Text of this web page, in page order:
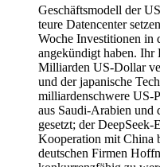
Geschäftsmodell der
teure Datencenter
Woche Investitionen in
angekündigt haben. Ihr
Milliarden US-Dollar
und der japanische
milliardenschwere US-
aus Saudi-Arabien und
gesetzt; der
Kooperation mit China
deutschen Firmen